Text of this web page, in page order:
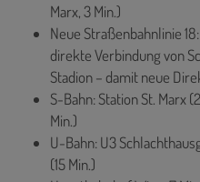
Marx, 3 Min.)
Neue Straßenbahnlinie
direkte Verbindung von
Stadion – damit neue
S-Bahn: Station St. Marx
Min.)
U-Bahn: U3
(15 Min.)